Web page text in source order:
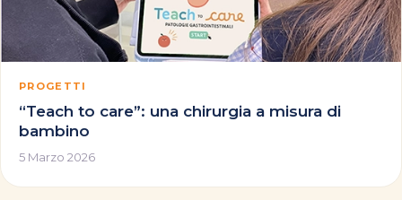
PROGETTI
“Teach to care”: una chirurgia a misura di
bambino
5 Marzo 2026